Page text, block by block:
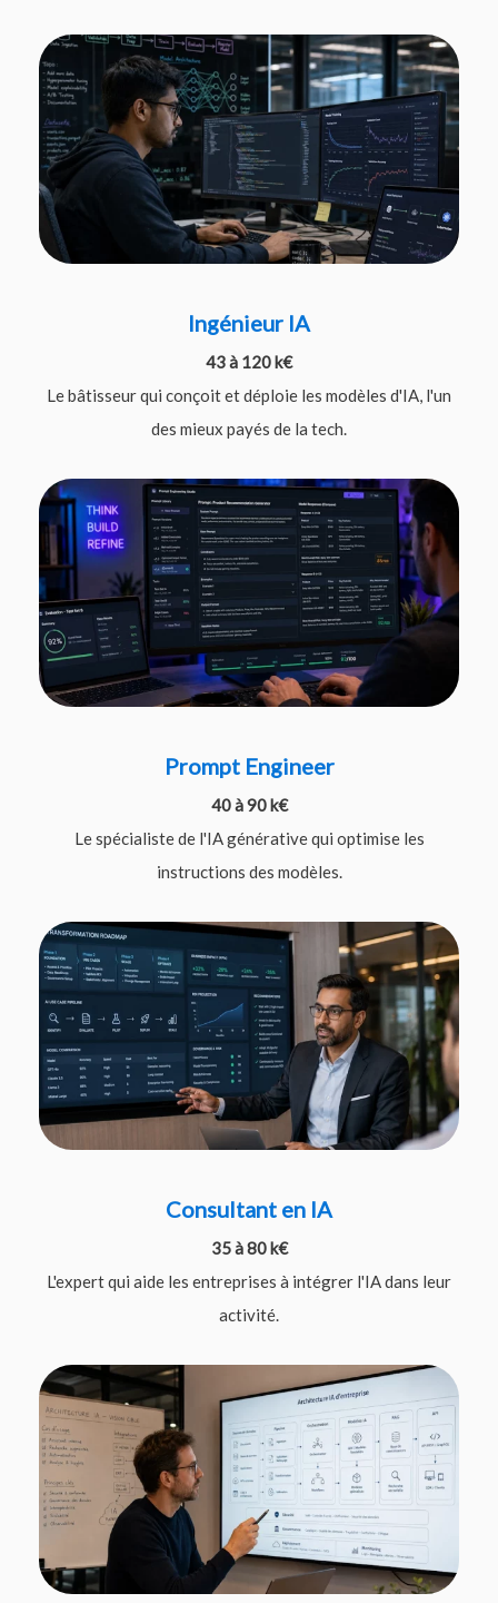
Ingénieur IA
43 à 120 k€
Le bâtisseur qui conçoit et déploie les modèles d'IA, l'un
des mieux payés de la tech.
Prompt Engineer
40 à 90 k€
Le spécialiste de l'IA générative qui optimise les
instructions des modèles.
Consultant en IA
35 à 80 k€
L'expert qui aide les entreprises à intégrer l'IA dans leur
activité.